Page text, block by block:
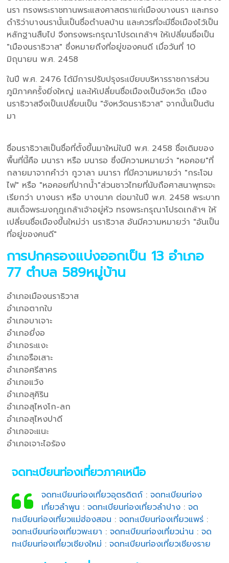
นรา ทรงพระราชทานพระแสงศาสตราแก่เมืองบางนรา และทรง
ดำริว่าบางนรานั้นเป็นชื่อตำบลบ้าน และควรที่จะมีชื่อเมืองไว้เป็น
หลักฐานสืบไป จึงทรงพระกรุณาโปรดเกล้าฯ ให้เปลี่ยนชื่อเป็น
"เมืองนราธิวาส" ซึ่งหมายถึงที่อยู่ของคนดี เมื่อวันที่ 10
มิถุนายน พ.ศ. 2458
ในปี พ.ศ. 2476 ได้มีการปรับปรุงระเบียบบริหารราชการส่วน
ภูมิภาคครั้งยิ่งใหญ่ และให้เปลี่ยนชื่อเมืองเป็นจังหวัด เมือง
นราธิวาสจึงเป็นเปลี่ยนเป็น "จังหวัดนราธิวาส" จากนั้นเป็นต้น
มา
ชื่อนราธิวาสเป็นชื่อที่ตั้งขึ้นมาใหม่ในปี พ.ศ. 2458 ชื่อเดิมของ
พื้นที่นี้คือ มนารา หรือ มนารอ ซึ่งมีความหมายว่า "หอคอย"ที่
กลายมาจากคำว่า กูวาลา มนารา ที่มีความหมายว่า "กระโจม
ไฟ" หรือ "หอคอยที่ปากน้ำ"ส่วนชาวไทยที่นับถือศาสนาพุทธจะ
เรียกว่า บางนรา หรือ บางนาค ต่อมาในปี พ.ศ. 2458 พระบาท
สมเด็จพระมงกุฎเกล้าเจ้าอยู่หัว ทรงพระกรุณาโปรดเกล้าฯ ให้
เปลี่ยนชื่อเมืองขึ้นใหม่ว่า นราธิวาส อันมีความหมายว่า "อันเป็น
ที่อยู่ของคนดี"
การปกครองแบ่งออกเป็น 13 อำเภอ
77 ตำบล 589หมู่บ้าน
อำเภอเมืองนราธิวาส
อำเภอตากใบ
อำเภอบาเจาะ
อำเภอยี่งอ
อำเภอระแงะ
อำเภอรือเสาะ
อำเภอศรีสาคร
อำเภอแว้ง
อำเภอสุคิริน
อำเภอสุไหงโก-ลก
อำเภอสุไหงปาดี
อำเภอจะแนะ
อำเภอเจาะไอร้อง
จดทะเบียนท่องเที่ยวภาคเหนือ
จดทะเบียนท่องเที่ยวอุตรดิตถ์: จดทะเบียนท่อง
เที่ยวลำพูน : จดทะเบียนท่องเที่ยวลำปาง: จด
ทะเบียนท่องเที่ยวแม่ฮ่องสอน :จดทะเบียนท่องเที่ยวแพร่ :
จดทะเบียนท่องเที่ยวพะเยา :จดทะเบียนท่องเที่ยวน่าน :จด
ทะเบียนท่องเที่ยวเชียงใหม่ :จดทะเบียนท่องเที่ยวเชียงราย